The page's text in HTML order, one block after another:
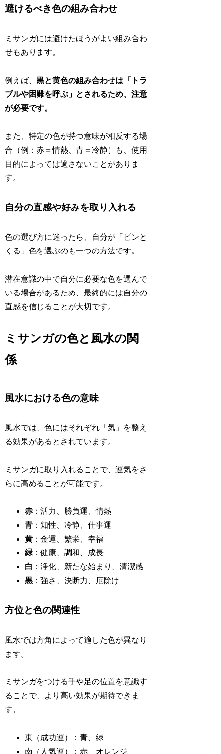
避けるべき色の組み合わせ
ミサンガには避けたほうがよい組み合わ
せもあります。
例えば、黒と黄色の組み合わせは「トラ
ブルや困難を呼ぶ」とされるため、注意
が必要です。
また、特定の色が持つ意味が相反する場
合（例：赤＝情熱、青＝冷静）も、使用
目的によっては適さないことがありま
す。
自分の直感や好みを取り入れる
色の選び方に迷ったら、自分が「ピンと
くる」色を選ぶのも一つの方法です。
潜在意識の中で自分に必要な色を選んで
いる場合があるため、最終的には自分の
直感を信じることが大切です。
ミサンガの色と風水の関
係
風水における色の意味
風水では、色にはそれぞれ「気」を整え
る効果があるとされています。
ミサンガに取り入れることで、運気をさ
らに高めることが可能です。
赤 ：活力、勝負運、情熱
青 ：知性、冷静、仕事運
黄 ：金運、繁栄、幸福
緑：健康、調和、成長
白 ：浄化、新たな始まり、清潔感
黒 ：強さ、決断力、厄除け
方位と色の関連性
風水では方角によって適した色が異なり
ます。
ミサンガをつける手や足の位置を意識す
ることで、より高い効果が期待できま
す。
東（成功運）：青、緑
南（人気運）：赤、オレンジ